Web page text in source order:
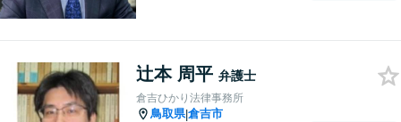
ている方も、お気軽にご相談
ください！【駐車場有】
辻本 周平 弁護士
倉吉ひかり法律事務所
鳥取県|倉吉市